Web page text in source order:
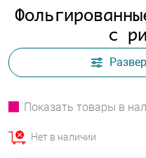
с
Показать товары в
Нет в наличии